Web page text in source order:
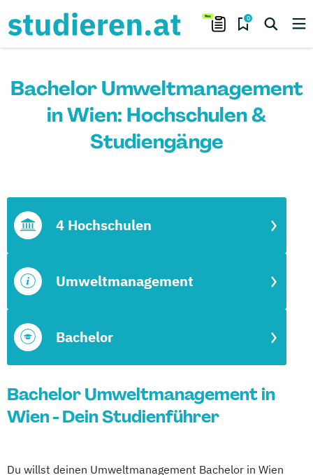
0
Bachelor Umweltmanagement
in Wien: Hochschulen &
Studiengänge
Bachelor
Umweltmanagement
4 Hochschulen
Bachelor Umweltmanagement in
Wien - Dein Studienführer
Du willst deinen Umweltmanagement Bachelor in Wien